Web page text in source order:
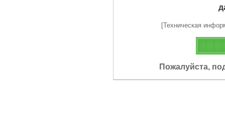
[Техническая
Пожалуйста,